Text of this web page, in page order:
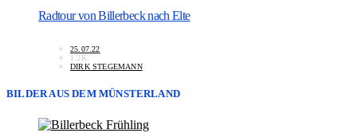
Radtour von Billerbeck nach Elte
25.07.22
1.2K
DIRK STEGEMANN
BILDER AUS DEM MÜNSTERLAND